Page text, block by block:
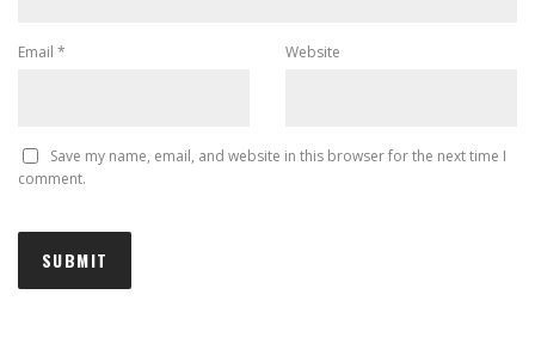
Email * Website
Save my name, email, and website in this browser for the next time I
comment.